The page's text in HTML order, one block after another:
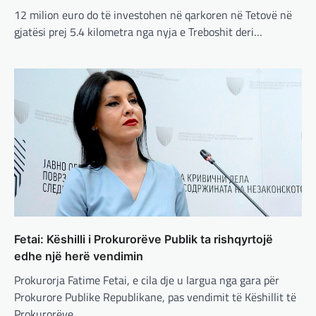
12 milion euro do të investohen në qarkoren në Tetovë në
gjatësi prej 5.4 kilometra nga nyja e Treboshit deri…
Fetai: Këshilli i Prokurorëve Publik ta rishqyrtojë
edhe një herë vendimin
Prokurorja Fatime Fetai, e cila dje u largua nga gara për
Prokurore Publike Republikane, pas vendimit të Këshillit të
MË TË FUNDIT
MISTER RAJONI SPECIALE
TOP
Trump ndërpreu ndihmën
Ukrainës: Të vendosur për
vazhdimin e bashkëpunimit me
SHBA!
adminadmin
Kryeministri i Ukrainës thotë se vendi i tij
është absolutisht i vendosur të vazhdojë
bashkëpunimin e saj me Shtetet e…
BOTA, LAJME MË TË FUNDIT RAJONI,
SPECIALE
Erdogan: Izraeli nuk do të gjejë
paqe pa themelimin e shtetit
palestinez
adminadmin March 4, 2025
Presidenti turk, Recep Tayyip Erdogan, ka